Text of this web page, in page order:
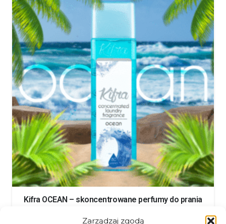
Zarządzaj zgodą
Kifra OCEAN – skoncentrowane perfumy do prania